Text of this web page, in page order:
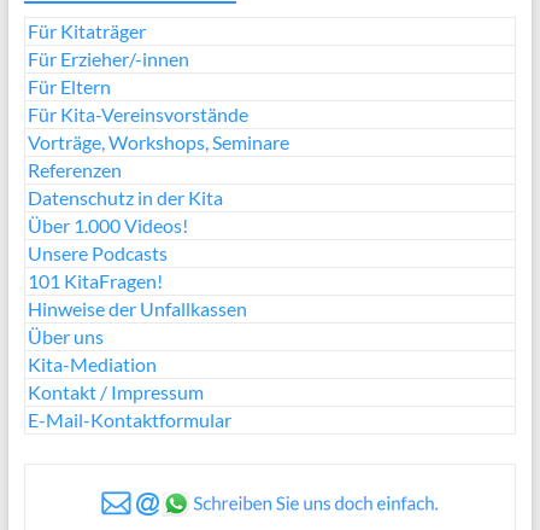
Für Kitaträger
Für Erzieher/-innen
Für Eltern
Für Kita-Vereinsvorstände
Vorträge, Workshops, Seminare
Referenzen
Datenschutz in der Kita
Über 1.000 Videos!
Unsere Podcasts
101 KitaFragen!
Hinweise der Unfallkassen
Über uns
Kita-Mediation
Kontakt / Impressum
E-Mail-Kontaktformular